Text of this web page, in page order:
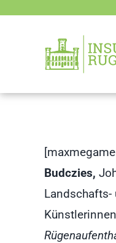
springen
Budczies,
Landschafts-